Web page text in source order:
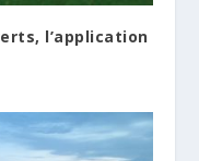
l’application